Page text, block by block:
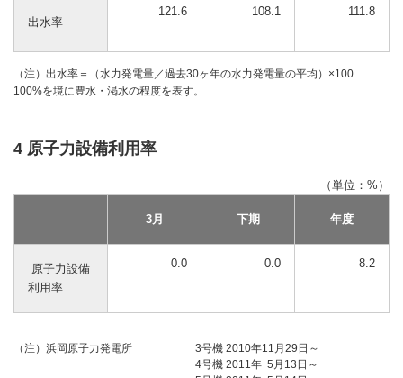
出水率
121.6 108.1 111.8
（注）出水率＝（水力発電量／過去30ヶ年の水力発電量の平均）×100
100%を境に豊水・渇水の程度を表す。
4 原子力設備利用率
（単位：%）
3月 下期 年度
原子力設備
利用率
0.0 0.0 8.2
（注）浜岡原子力発電所
3号機 2010年11月29日～
4号機 2011年 5月13日～